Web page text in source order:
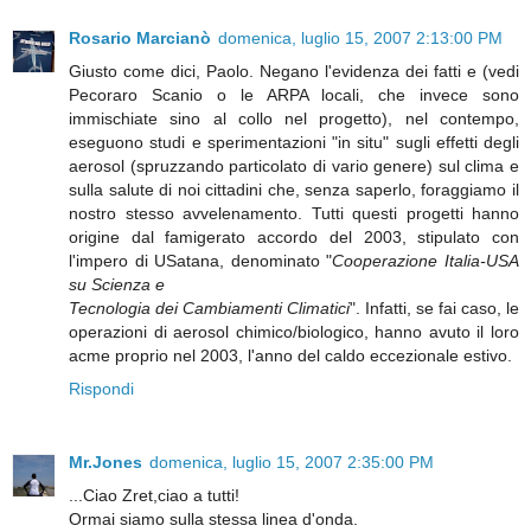
Rosario Marcianò domenica, luglio 15, 2007 2:13:00 PM
Giusto come dici, Paolo. Negano l'evidenza dei fatti e (vedi
Pecoraro Scanio o le ARPA locali, che invece sono
immischiate sino al collo nel progetto), nel contempo,
eseguono studi e sperimentazioni "in situ" sugli effetti degli
aerosol (spruzzando particolato di vario genere) sul clima e
sulla salute di noi cittadini che, senza saperlo, foraggiamo il
nostro stesso avvelenamento. Tutti questi progetti hanno
origine dal famigerato accordo del 2003, stipulato con
l'impero di USatana, denominato "Cooperazione Italia-USA
su Scienza e
Tecnologia dei Cambiamenti Climatici". Infatti, se fai caso, le
operazioni di aerosol chimico/biologico, hanno avuto il loro
acme proprio nel 2003, l'anno del caldo eccezionale estivo.
Rispondi
Mr.Jones domenica, luglio 15, 2007 2:35:00 PM
...Ciao Zret,ciao a tutti!
Ormai siamo sulla stessa linea d'onda.